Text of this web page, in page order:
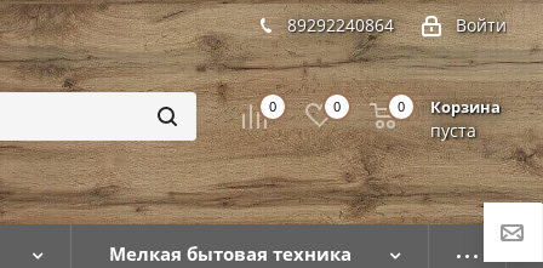
Войти
89292240864
0 0 Корзина
пуста
0
Мелкая бытовая техника